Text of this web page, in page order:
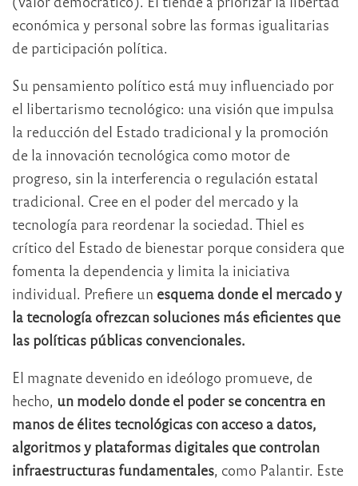
económica y personal sobre las formas igualitarias
de participación política.
Su pensamiento político está muy influenciado por
el libertarismo tecnológico: una visión que impulsa
la reducción del Estado tradicional y la promoción
de la innovación tecnológica como motor de
progreso, sin la interferencia o regulación estatal
tradicional. Cree en el poder del mercado y la
tecnología para reordenar la sociedad. Thiel es
crítico del Estado de bienestar porque considera que
fomenta la dependencia y limita la iniciativa
individual. Prefiere un esquema donde el mercado y
la tecnología ofrezcan soluciones más eficientes que
las políticas públicas convencionales.
El magnate devenido en ideólogo promueve, de
hecho, un modelo donde el poder se concentra en
manos de élites tecnológicas con acceso a datos,
algoritmos y plataformas digitales que controlan
infraestructuras fundamentales, como Palantir. Este